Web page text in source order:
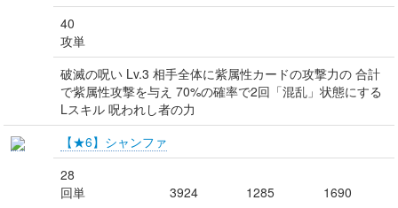
40
攻単
破滅の呪い Lv.3 相手全体に紫属性カードの攻撃力の 合計
で紫属性攻撃を与え 70%の確率で2回「混乱」状態にする
Lスキル 呪われし者の力
【★6】シャンファ
28
回単
3924 1285
1690